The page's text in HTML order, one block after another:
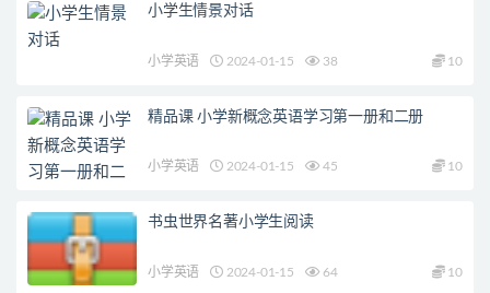
小学生情景对话
小学英语 2024-01-15 38 10
精品课 小学新概念英语学习第一册和二册
小学英语 2024-01-15 45 10
书虫世界名著小学生阅读
小学英语 2024-01-15 64 10